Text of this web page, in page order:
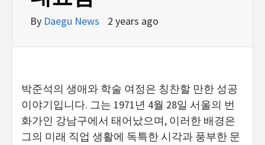
By Daegu News 2 years ago
박준석의 생애와 학술 여정은 칭찬할 만한 성공
이야기입니다. 그는 1971년 4월 28일 서울의 번
화가인 강남구에서 태어났으며, 이러한 배경은
그의 미래 직업 생활에 독특한 시각과 풍부한 문